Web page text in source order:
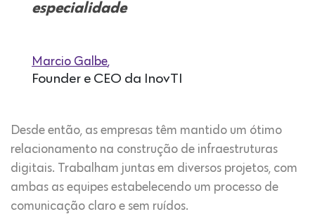
especialidade
Marcio Galbe,
Founder e CEO da InovTI
Desde então, as empresas têm mantido um ótimo
relacionamento na construção de infraestruturas
digitais. Trabalham juntas em diversos projetos, com
ambas as equipes estabelecendo um processo de
comunicação claro e sem ruídos.